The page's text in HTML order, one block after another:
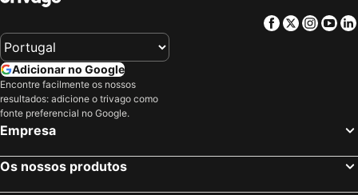
Facebook
Twitter
Adicionar no Google
Encontre facilmente os nossos
resultados: adicione o trivago como
fonte preferencial no Google.
Empresa
Os nossos produtos